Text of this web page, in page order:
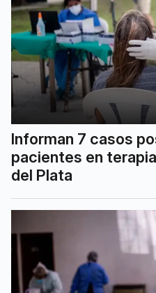
Informan 7 casos
pacientes en
del Plata